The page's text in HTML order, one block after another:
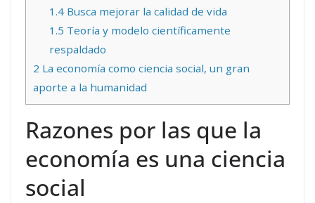
1.4Busca mejorar la calidad de vida
1.5 Teoría y modelo científicamente
respaldado
2 La economía como ciencia social, un gran
aporte a la humanidad
Razones por las que la
economía es una ciencia
social